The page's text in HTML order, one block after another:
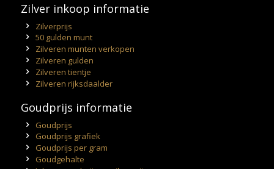
Zilver inkoop informatie
Zilverprijs
50 gulden munt
Zilveren munten verkopen
Zilveren gulden
Zilveren tientje
Zilveren rijksdaalder
Goudprijs informatie
Goudprijs
Goudprijs grafiek
Goudprijs per gram
Goudgehalte